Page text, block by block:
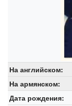
На английском:
На армянском:
Дата рождения: